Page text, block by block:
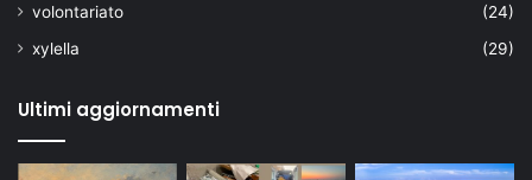
volontariato
(24)
xylella
(29)
Ultimi aggiornamenti